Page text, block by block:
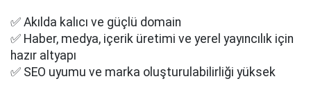
✅ Akılda kalıcı ve güçlü domain
✅ Haber, medya, içerik üretimi ve yerel yayıncılık için
hazır altyapı
✅ SEO uyumu ve marka oluşturulabilirliği yüksek